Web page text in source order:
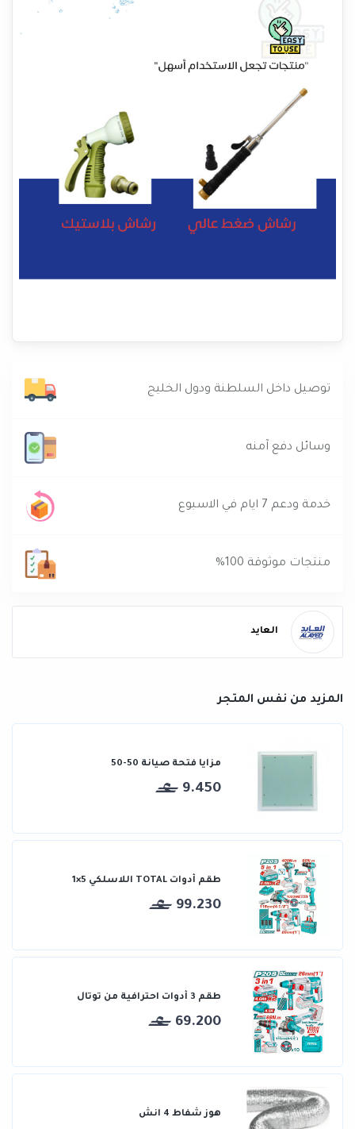
توصيل داخل السلطنة ودول الخليج
وسائل دفع آمنه
خدمة ودعم 7 ايام في الاسبوع
منتجات موثوقة 100%
العايد
المزيد من نفس المتجر
مزايا فتحة صيانة 50-50
9.450
طقم أدوات TOTAL اللاسلكي 5×1
99.230
طقم 3 أدوات احترافية من توتال
69.200
هوز شفاط 4 انش